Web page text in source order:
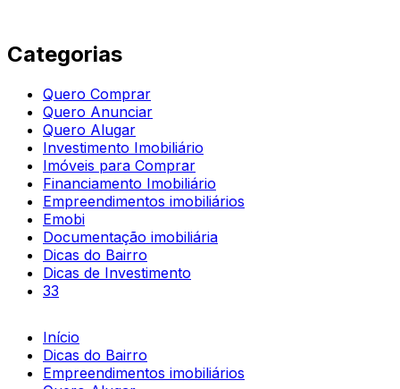
Categorias
Quero Comprar
Quero Anunciar
Quero Alugar
Investimento Imobiliário
Imóveis para Comprar
Financiamento Imobiliário
Empreendimentos imobiliários
Emobi
Documentação imobiliária
Dicas do Bairro
Dicas de Investimento
33
Início
Dicas do Bairro
Empreendimentos imobiliários